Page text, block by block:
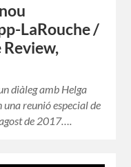
LaRouche /
diàleg amb Helga
reunió especial de
de 2017….